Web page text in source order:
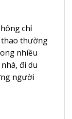
chỉ
thao thường
nhiều
đi du
người